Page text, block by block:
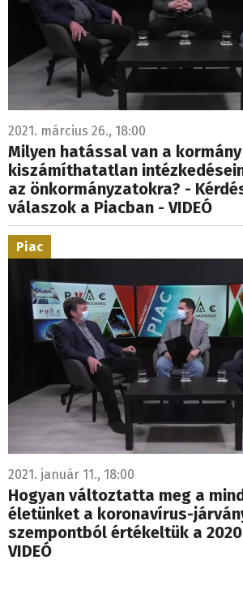
2021. március 26., 18:00
Milyen hatással van a kormány
kiszámíthatatlan
az önkormányzatokra? -
válaszok a Piacban - VIDEÓ
Piac
2021. január 11., 18:00
Hogyan változtatta meg a
életünket a koronavírus-
szempontból értékeltük a
VIDEÓ